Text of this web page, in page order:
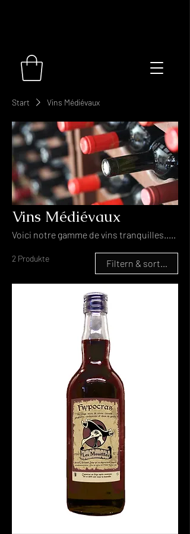
Start Vins Médiévaux
Vins Médiévaux
Voici notre gamme de vins tranquilles.....
2 Produkte Filtern & sortieren